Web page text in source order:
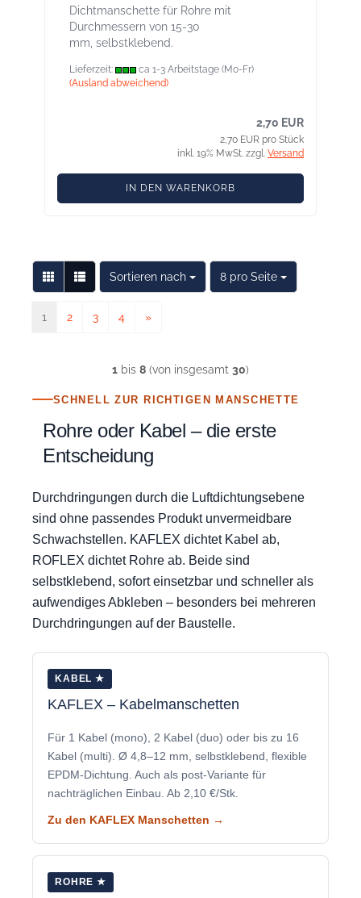
Dichtmanschette für Rohre mit
Durchmessern von 15-30
mm, selbstklebend.
Lieferzeit:
ca 1-3 Arbeitstage (Mo-Fr)
(Ausland abweichend)
2,70 EUR
2,70 EUR pro Stück
inkl. 19% MwSt. zzgl. Versand
IN DEN WARENKORB
Sortieren nach
Sortieren nach 8 pro Seite
pro Seite
1 2 3 4 »
1 bis 8 (von insgesamt 30)
SCHNELL ZUR RICHTIGEN MANSCHETTE
Rohre oder Kabel – die erste
Entscheidung
Durchdringungen durch die Luftdichtungsebene
sind ohne passendes Produkt unvermeidbare
Schwachstellen. KAFLEX dichtet Kabel ab,
ROFLEX dichtet Rohre ab. Beide sind
selbstklebend, sofort einsetzbar und schneller als
aufwendiges Abkleben – besonders bei mehreren
Durchdringungen auf der Baustelle.
KABEL ★
KAFLEX – Kabelmanschetten
Für 1 Kabel (mono), 2 Kabel (duo) oder bis zu 16
Kabel (multi). Ø 4,8–12 mm, selbstklebend, flexible
EPDM-Dichtung. Auch als post-Variante für
nachträglichen Einbau. Ab 2,10 €/Stk.
Zu den KAFLEX Manschetten →
ROHRE ★